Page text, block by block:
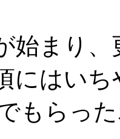
始まり
にはい
もらっ